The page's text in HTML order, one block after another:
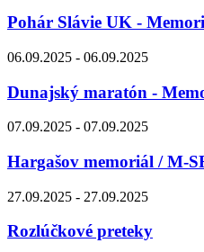
Pohár Slávie UK -
06.09.2025 - 06.09.2025
Dunajský maratón -
07.09.2025 - 07.09.2025
Hargašov memoriál / M-
27.09.2025 - 27.09.2025
Rozlúčkové preteky